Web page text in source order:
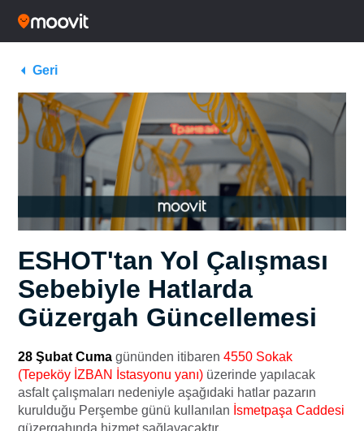
Geri
ESHOT'tan Yol Çalışması
Sebebiyle Hatlarda
Güzergah Güncellemesi
28 Şubat Cuma gününden itibaren 4550 Sokak
(Tepeköy İZBAN İstasyonu yanı) üzerinde yapılacak
asfalt çalışmaları nedeniyle aşağıdaki hatlar pazarın
kurulduğu Perşembe günü kullanılan İsmetpaşa Caddesi